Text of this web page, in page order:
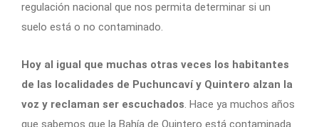
regulación nacional que nos permita determinar si un
suelo está o no contaminado.
Hoy al igual que muchas otras veces los habitantes
de las localidades de Puchuncaví y Quintero alzan la
voz y reclaman ser escuchados. Hace ya muchos años